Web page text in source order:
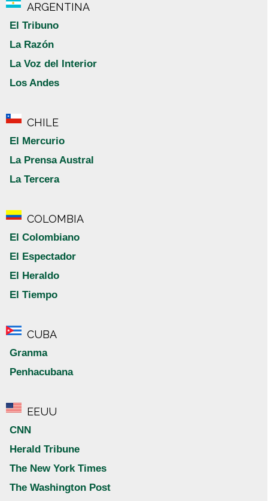
ARGENTINA
El Tribuno
La Razón
La Voz del Interior
Los Andes
CHILE
El Mercurio
La Prensa Austral
La Tercera
COLOMBIA
El Colombiano
El Espectador
El Heraldo
El Tiempo
CUBA
Granma
Penhacubana
EEUU
CNN
Herald Tribune
The New York Times
The Washington Post